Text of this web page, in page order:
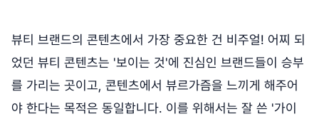
뷰티 브랜드의 콘텐츠에서 가장 중요한 건 비주얼! 어찌 되
었던 뷰티 콘텐츠는 '보이는 것'에 진심인 브랜드들이 승부
를 가리는 곳이고, 콘텐츠에서 뷰르가즘을 느끼게 해주어
야 한다는 목적은 동일합니다. 이를 위해서는 잘 쓴 '가이